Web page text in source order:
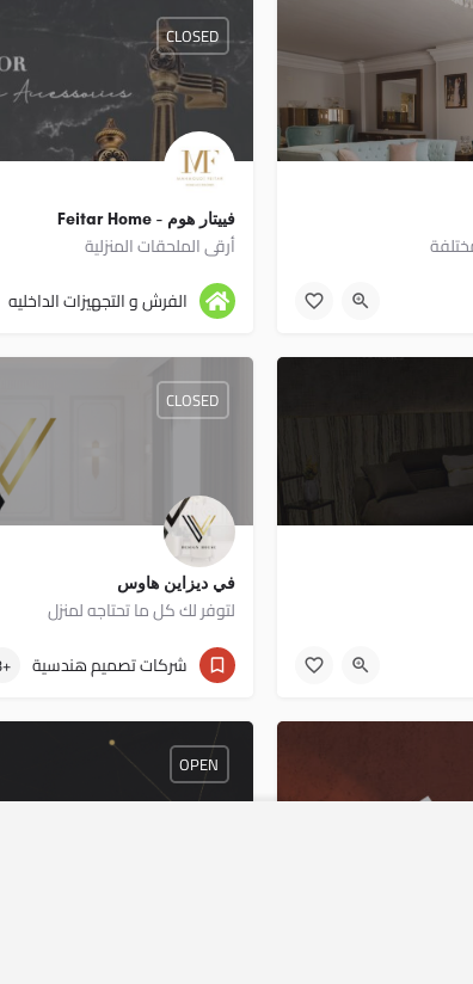
فييتار هوم - Feitar Home
أرقى الملحقات المنزلية
01117775436
CLOSED
الفرش و التجهيزات الداخليه
في ديزاين هاوس
لتوفر لك كل ما تحتاجه لمنزل
01141112008
CLOSED
شركات تصميم هندسية +3
OPEN